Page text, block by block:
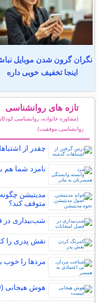
نگران گرون شدن موبایل
اینجا تخفیف خوبی داره
تازه های روانشناسی
(مشاوره خانواده، روانشناسی
روانشناسی،موفقیت)
چقدر از
نامزد شما هم
مدیتیشن
متوقف کند؟
شب‌بیداری در
نقش پدری را
مردها را خوب
هوش هیجانی (EQ) چیست؟